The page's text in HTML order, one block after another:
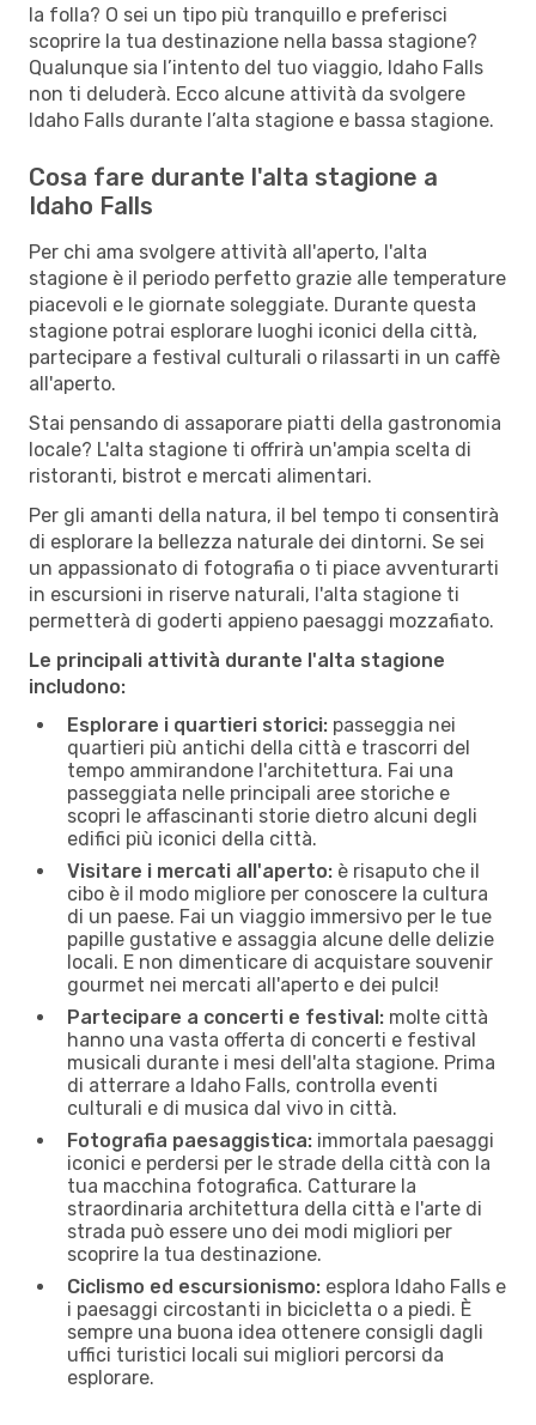
la folla? O sei un tipo più tranquillo e preferisci
scoprire la tua destinazione nella bassa stagione?
Qualunque sia l’intento del tuo viaggio, Idaho Falls
non ti deluderà. Ecco alcune attività da svolgere
Idaho Falls durante l’alta stagione e bassa stagione.
Cosa fare durante l'alta stagione a
Idaho Falls
Per chi ama svolgere attività all'aperto, l'alta
stagione è il periodo perfetto grazie alle temperature
piacevoli e le giornate soleggiate. Durante questa
stagione potrai esplorare luoghi iconici della città,
partecipare a festival culturali o rilassarti in un caffè
all'aperto.
Stai pensando di assaporare piatti della gastronomia
locale? L'alta stagione ti offrirà un'ampia scelta di
ristoranti, bistrot e mercati alimentari.
Per gli amanti della natura, il bel tempo ti consentirà
di esplorare la bellezza naturale dei dintorni. Se sei
un appassionato di fotografia o ti piace avventurarti
in escursioni in riserve naturali, l'alta stagione ti
permetterà di goderti appieno paesaggi mozzafiato.
Le principali attività durante l'alta stagione
includono:
Esplorare i quartieri storici: passeggia nei
quartieri più antichi della città e trascorri del
tempo ammirandone l'architettura. Fai una
passeggiata nelle principali aree storiche e
scopri le affascinanti storie dietro alcuni degli
edifici più iconici della città.
Visitare i mercati all'aperto: è risaputo che il
cibo è il modo migliore per conoscere la cultura
di un paese. Fai un viaggio immersivo per le tue
papille gustative e assaggia alcune delle delizie
locali. E non dimenticare di acquistare souvenir
gourmet nei mercati all'aperto e dei pulci!
Partecipare a concerti e festival: molte città
hanno una vasta offerta di concerti e festival
musicali durante i mesi dell'alta stagione. Prima
di atterrare a Idaho Falls, controlla eventi
culturali e di musica dal vivo in città.
Fotografia paesaggistica: immortala paesaggi
iconici e perdersi per le strade della città con la
tua macchina fotografica. Catturare la
straordinaria architettura della città e l'arte di
strada può essere uno dei modi migliori per
scoprire la tua destinazione.
Ciclismo ed escursionismo: esplora Idaho Falls e
i paesaggi circostanti in bicicletta o a piedi. È
sempre una buona idea ottenere consigli dagli
uffici turistici locali sui migliori percorsi da
esplorare.